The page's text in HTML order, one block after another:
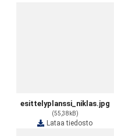
esittelyplanssi_niklas.jpg
(55,38kB)
Lataa tiedosto